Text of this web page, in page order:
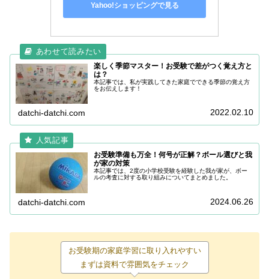
Yahoo!ショッピングで見る
楽しく季節マスター！お受験で差がつく覚え方と
は？
本記事では、私が実践してきた家庭でできる季節の覚え方
をお伝えします！
datchi-datchi.com 2022.02.10
お受験準備も万全！何号が正解？ボール選びと我
が家の対策
本記事では、2度の小学校受験を経験した我が家が、ボー
ルの考査に対する取り組みについてまとめました。
datchi-datchi.com 2024.06.26
お受験期の家庭学習に取り入れやすい
まずは資料で雰囲気をチェック